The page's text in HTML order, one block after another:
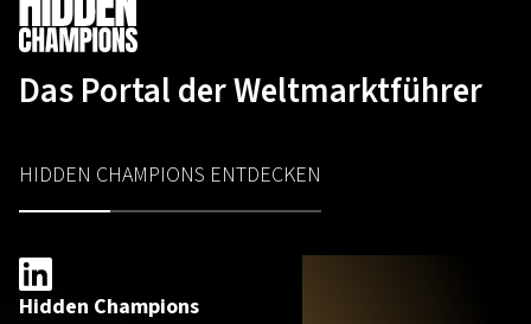
Das Portal der Weltmarktführer
HIDDEN CHAMPIONS ENTDECKEN
Hidden Champions